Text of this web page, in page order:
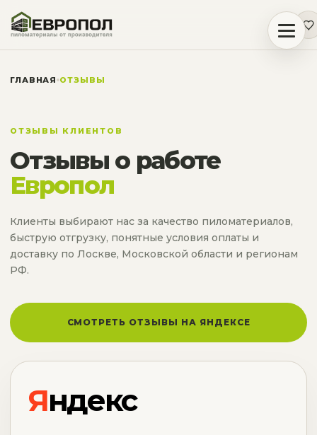
ГЛАВНАЯ ОТЗЫВЫ
ОТЗЫВЫ КЛИЕНТОВ
Отзывы о работе
Европол
Клиенты выбирают нас за качество пиломатериалов,
быструю отгрузку, понятные условия оплаты и
доставку по Лоскве, Московской области и регионам
РФ.
СМОТРЕТЬ ОТЗЫВЫ НА ЯНДЕКСЕ
Яндекс